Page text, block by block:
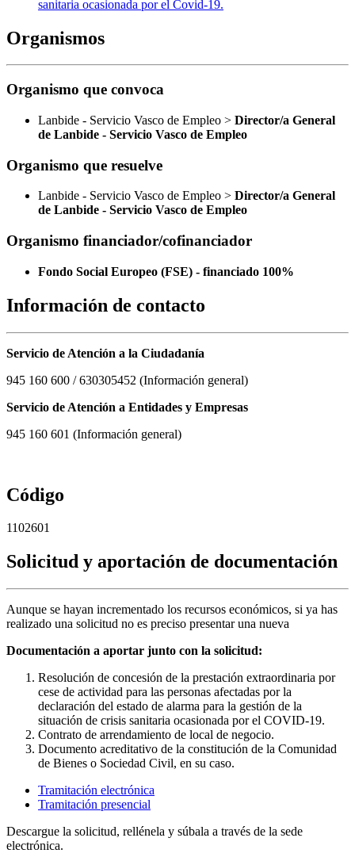
sanitaria ocasionada por el Covid-19.
Organismos
Organismo que convoca
Lanbide - Servicio Vasco de Empleo > Director/a General
de Lanbide - Servicio Vasco de Empleo
Organismo que resuelve
Lanbide - Servicio Vasco de Empleo > Director/a General
de Lanbide - Servicio Vasco de Empleo
Organismo financiador/cofinanciador
Fondo Social Europeo (FSE) - financiado 100%
Información de contacto
Servicio de Atención a la Ciudadanía
945 160 600 / 630305452 (Información general)
Servicio de Atención a Entidades y Empresas
945 160 601 (Información general)
Código
1102601
Solicitud y aportación de documentación
Aunque se hayan incrementado los recursos económicos, si ya has
realizado una solicitud no es preciso presentar una nueva
Documentación a aportar junto con la solicitud:
Resolución de concesión de la prestación extraordinaria por
cese de actividad para las personas afectadas por la
declaración del estado de alarma para la gestión de la
situación de crisis sanitaria ocasionada por el COVID-19.
Contrato de arrendamiento de local de negocio.
Documento acreditativo de la constitución de la Comunidad
de Bienes o Sociedad Civil, en su caso.
Tramitación electrónica
Tramitación presencial
Descargue la solicitud, rellénela y súbala a través de la sede
electrónica.